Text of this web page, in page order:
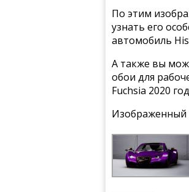
По этим
узнать его
автомобиль
А также вы
обои для
Fuchsia 2020
Изображенный